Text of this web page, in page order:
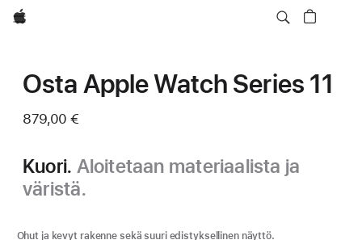
Apple
Osta Apple Watch Series 11
879,00 €
Kuori. Aloitetaan materiaalista ja
väristä.
Ohut ja kevyt rakenne sekä suuri edistyksellinen näyttö.